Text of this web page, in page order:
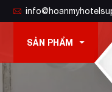
SẢN PHẨM